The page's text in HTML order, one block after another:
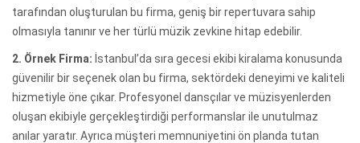
tarafından oluşturulan bu firma, geniş bir repertuvara sahip
olmasıyla tanınır ve her türlü müzik zevkine hitap edebilir.
2. Örnek Firma: İstanbul’da sıra gecesi ekibi kiralama konusunda
güvenilir bir seçenek olan bu firma, sektördeki deneyimi ve kaliteli
hizmetiyle öne çıkar. Profesyonel dansçılar ve müzisyenlerden
oluşan ekibiyle gerçekleştirdiği performanslar ile unutulmaz
anılar yaratır. Ayrıca müşteri memnuniyetini ön planda tutan